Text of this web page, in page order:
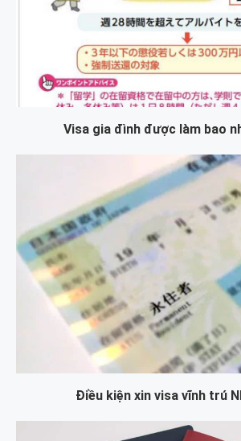
Visa gia đình được làm bao
Điều kiện xin visa vĩnh trú